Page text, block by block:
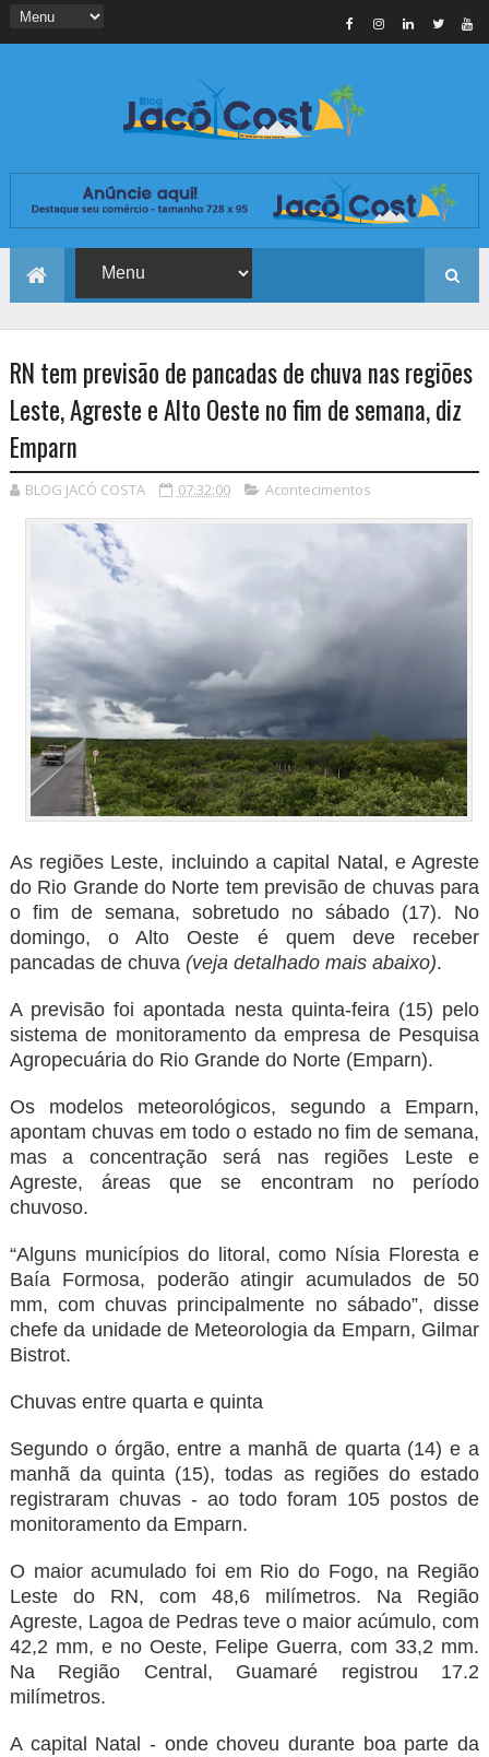
RN tem previsão de pancadas de chuva nas regiões
Leste, Agreste e Alto Oeste no fim de semana, diz
Emparn
BLOG JACÓ COSTA 07:32:00 Acontecimentos
As regiões Leste, incluindo a capital Natal , e Agreste
do Rio Grande do Norte tem previsão de chuvas para
o fim de semana, sobretudo no sábado (17). No
domingo, o Alto Oeste é quem deve receber
pancadas de chuva (veja detalhado mais abaixo).
A previsão foi apontada nesta quinta-feira (15) pelo
sistema de monitoramento da empresa de Pesquisa
Agropecuária do Rio Grande do Norte (Emparn).
Os modelos meteorológicos, segundo a Emparn,
apontam chuvas em todo o estado no fim de semana,
mas a concentração será nas regiões Leste e
Agreste, áreas que se encontram no período
chuvoso.
“Alguns municípios do litoral, como Nísia Floresta e
Baía Formosa, poderão atingir acumulados de 50
mm, com chuvas principalmente no sábado”, disse
chefe da unidade de Meteorologia da Emparn, Gilmar
Bistrot.
Chuvas entre quarta e quinta
Segundo o órgão, entre a manhã de quarta (14) e a
manhã da quinta (15), todas as regiões do estado
registraram chuvas - ao todo foram 105 postos de
monitoramento da Emparn.
O maior acumulado foi em Rio do Fogo, na Região
Leste do RN, com 48,6 milímetros. Na Região
Agreste, Lagoa de Pedras teve o maior acúmulo, com
42,2 mm, e no Oeste, Felipe Guerra, com 33,2 mm.
Na Região Central, Guamaré registrou 17.2
milímetros.
A capital Natal - onde choveu durante boa parte da